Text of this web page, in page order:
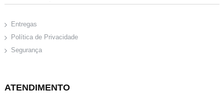
Entregas
Política de Privacidade
Segurança
ATENDIMENTO